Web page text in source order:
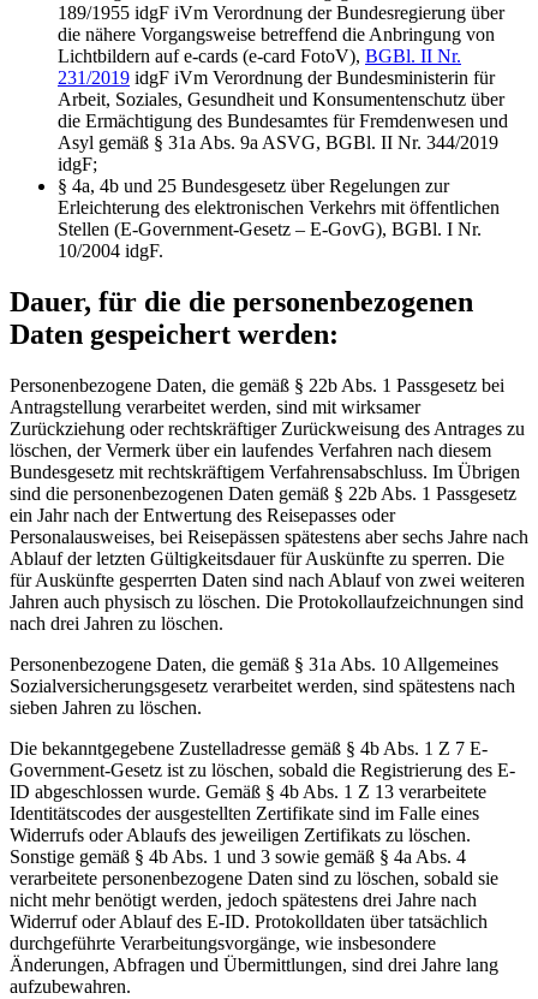
189/1955 idgF iVm Verordnung der Bundesregierung über
die nähere Vorgangsweise betreffend die Anbringung von
Lichtbildern auf e‑cards (e-card FotoV), BGBl. II Nr.
231/2019 idgF iVm Verordnung der Bundesministerin für
Arbeit, Soziales, Gesundheit und Konsumentenschutz über
die Ermächtigung des Bundesamtes für Fremdenwesen und
Asyl gemäß § 31a Abs. 9a ASVG, BGBl. II Nr. 344/2019
idgF;
§ 4a, 4b und 25 Bundesgesetz über Regelungen zur
Erleichterung des elektronischen Verkehrs mit öffentlichen
Stellen (E-Government-Gesetz – E-GovG), BGBl. I Nr.
10/2004 idgF.
Dauer, für die die personenbezogenen
Daten gespeichert werden:
Personenbezogene Daten, die gemäß § 22b Abs. 1 Passgesetz bei
Antragstellung verarbeitet werden, sind mit wirksamer
Zurückziehung oder rechtskräftiger Zurückweisung des Antrages zu
löschen, der Vermerk über ein laufendes Verfahren nach diesem
Bundesgesetz mit rechtskräftigem Verfahrensabschluss. Im Übrigen
sind die personenbezogenen Daten gemäß § 22b Abs. 1 Passgesetz
ein Jahr nach der Entwertung des Reisepasses oder
Personalausweises, bei Reisepässen spätestens aber sechs Jahre nach
Ablauf der letzten Gültigkeitsdauer für Auskünfte zu sperren. Die
für Auskünfte gesperrten Daten sind nach Ablauf von zwei weiteren
Jahren auch physisch zu löschen. Die Protokollaufzeichnungen sind
nach drei Jahren zu löschen.
Personenbezogene Daten, die gemäß § 31a Abs. 10 Allgemeines
Sozialversicherungsgesetz verarbeitet werden, sind spätestens nach
sieben Jahren zu löschen.
Die bekanntgegebene Zustelladresse gemäß § 4b Abs. 1 Z 7 E-
Government-Gesetz ist zu löschen, sobald die Registrierung des E-
ID abgeschlossen wurde. Gemäß § 4b Abs. 1 Z 13 verarbeitete
Identitätscodes der ausgestellten Zertifikate sind im Falle eines
Widerrufs oder Ablaufs des jeweiligen Zertifikats zu löschen.
Sonstige gemäß § 4b Abs. 1 und 3 sowie gemäß § 4a Abs. 4
verarbeitete personenbezogene Daten sind zu löschen, sobald sie
nicht mehr benötigt werden, jedoch spätestens drei Jahre nach
Widerruf oder Ablauf des E-ID. Protokolldaten über tatsächlich
durchgeführte Verarbeitungsvorgänge, wie insbesondere
Änderungen, Abfragen und Übermittlungen, sind drei Jahre lang
aufzubewahren.